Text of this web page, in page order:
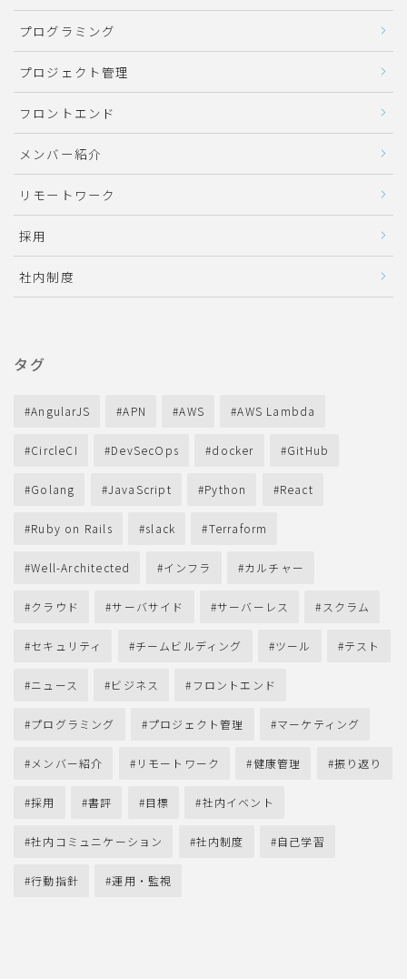
プログラミング
プロジェクト管理
フロントエンド
メンバー紹介
リモートワーク
採用
社内制度
タグ
AngularJS APN AWS AWS Lambda
CircleCI DevSecOps docker GitHub
Golang JavaScript Python React
Ruby on Rails slack Terraform
Well-Architected インフラ カルチャー
クラウド サーバサイド サーバーレス スクラム
セキュリティ チームビルディング ツール テスト
ニュース ビジネス フロントエンド
プログラミング プロジェクト管理 マーケティング
メンバー紹介 リモートワーク 健康管理 振り返り
採用 書評 目標 社内イベント
社内コミュニケーション 社内制度 自己学習
行動指針 運用・監視